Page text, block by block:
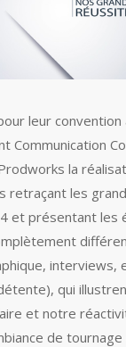
leur convention
Communication
la
retraçant les
et présentant les
interviews,
qui
et notre
de tournage